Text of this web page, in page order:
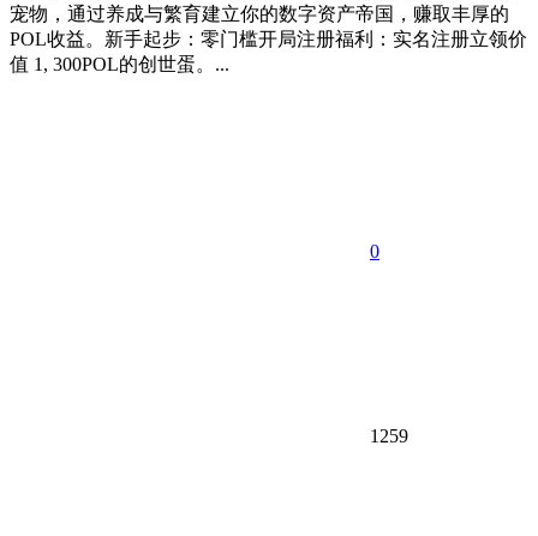
宠物，通过养成与繁育建立你的数字资产帝国，赚取丰厚的
POL收益。新手起步：零门槛开局注册福利：实名注册立领价
值 1, 300POL的创世蛋。...
0
1259